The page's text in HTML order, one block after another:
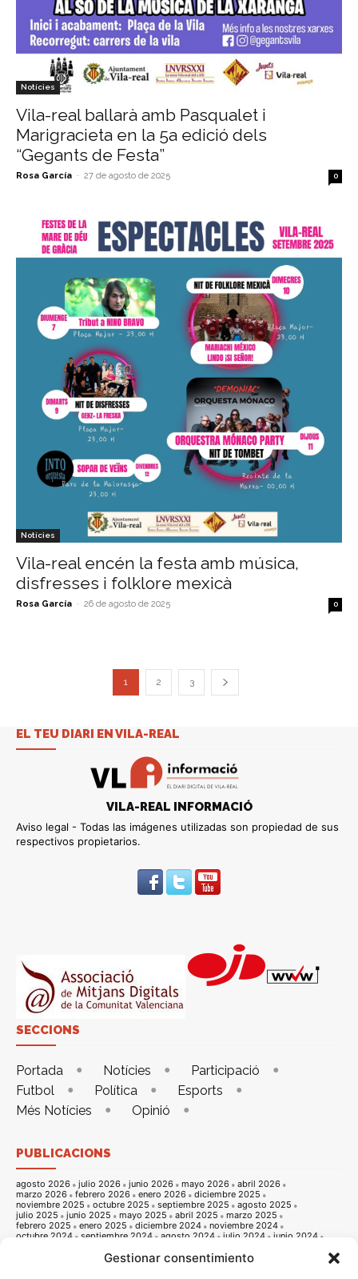
Gestionar consentimiento
Notícies
Vila-real ballarà amb Pasqualet i
Marigracieta en la 5a edició dels
“Gegants de Festa”
Rosa García - 27 de agosto de 2025 0
Notícies
Vila-real encén la festa amb música,
disfresses i folklore mexicà
Rosa García - 26 de agosto de 2025 0
1 2 3
EL TEU DIARI EN VILA-REAL
VILA-REAL INFORMACIÓ
Aviso legal - Todas las imágenes utilizadas son propiedad de sus
respectivos propietarios.
SECCIONS
Portada Notícies
Participació
Futbol
Política
Esports
Més Notícies
Opinió
PUBLICACIONS
agosto 2026 julio 2026 junio 2026 mayo 2026
abril 2026
marzo 2026
febrero 2026 enero 2026
diciembre 2025
noviembre 2025
octubre 2025 septiembre 2025
agosto 2025
julio 2025
junio 2025 mayo 2025 abril 2025
marzo 2025
febrero 2025
enero 2025 diciembre 2024
noviembre 2024
octubre 2024
septiembre 2024 agosto 2024 julio 2024
junio 2024
noviembre 2023 octubre 2023
septiembre 2023